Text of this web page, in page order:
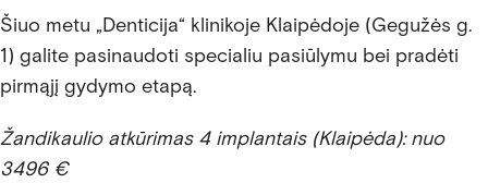
Šiuo metu „Denticija“ klinikoje Klaipėdoje (Gegužės g.
1) galite pasinaudoti specialiu pasiūlymu bei pradėti
pirmąjį gydymo etapą.
Žandikaulio atkūrimas 4 implantais (Klaipėda): nuo
3496 €